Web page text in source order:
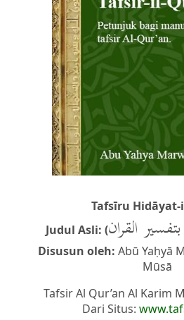
Tafsīru
Judul Asli: (القران
Disusun oleh: Abū Yaḥyā
Mūsā
Tafsir Al Qur’an Al Karim
Dari Situs: